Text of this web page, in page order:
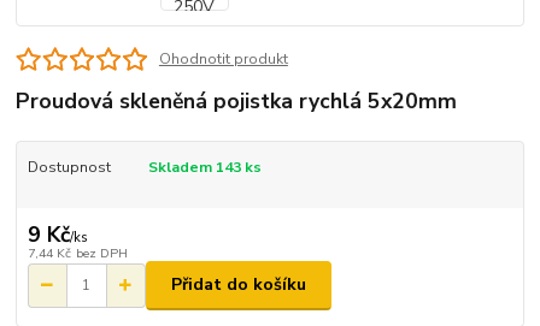
Ohodnotit produkt
Proudová skleněná pojistka rychlá 5x20mm
Dostupnost Skladem 143 ks
9 Kč/ks
7,44 Kč bez DPH
Přidat do košíku